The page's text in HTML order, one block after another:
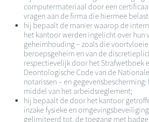
computermateriaal door een
vragen aan de firma die hiermee belast
hij bepaalt de manier waarop de
het kantoor werden ingelicht over hun
geheimhouding – zoals die
beroepsgeheim en van de
respectievelijk door het Strafwetboek
Deontologische Code van de
notarissen – en
middel van het arbeidsreglement;
hij bepaalt de door het kantoor
inzake fysieke en
gelimiteerd tot, de toegang met